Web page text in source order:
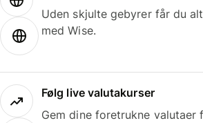
Uden skjulte gebyrer får du
med Wise.
Følg live valutakurser
Gem dine foretrukne valutaer